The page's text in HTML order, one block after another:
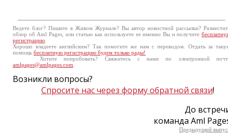
Ведете блог? Пишите в Живом Журнале? Вы автор новостной рассылки?
обзор об Aml Pages, или статью как используете ее именно Вы и получите
регистрацию
Хорошо владеете английским? Так помогите же нам с переводом. Отдать за
помощь бесплатную регистрацию будем только рады!
Хотите попробовать? Свяжитесь с нами по электронной
amlpages@amlpages.com
Возникли вопросы?
Спросите нас через форму обратной связи!
До
команда Aml
Предыдущий